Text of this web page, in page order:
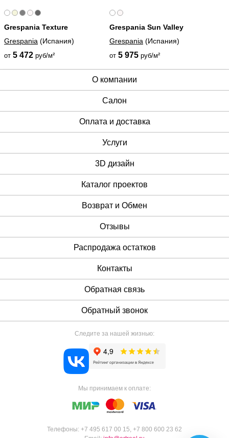
Grespania Texture
Grespania (Испания)
от 5 472 руб/м²
Grespania Sun Valley
Grespania (Испания)
от 5 975 руб/м²
О компании
Cалон
Оплата и доставка
Услуги
3D дизайн
Каталог проектов
Возврат и Обмен
Отзывы
Распродажа остатков
Контакты
Обратная связь
Обратный звонок
Телефоны: +7 495 617 00 15, +7 800 600 23 62
Следите за нашей жизнью:
Мы принимаем к оплате: